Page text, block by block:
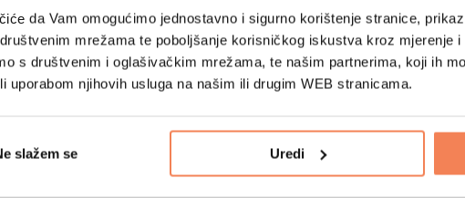
da Vam omogućimo jednostavno i sigurno korištenje stranice,
mrežama te poboljšanje korisničkog iskustva kroz mjerenje
s društvenim i oglašivačkim mrežama, te našim partnerima, koji ih
uporabom njihovih usluga na našim ili drugim WEB stranicama.
slažem se Uredi